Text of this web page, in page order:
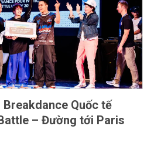
Quốc tế
– Đường tới Paris